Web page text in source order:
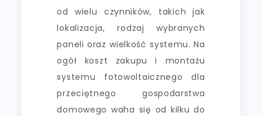
od wielu czynników, takich jak
lokalizacja, rodzaj wybranych
paneli oraz wielkość systemu. Na
ogół koszt zakupu i montażu
systemu fotowoltaicznego dla
przeciętnego gospodarstwa
domowego waha się od kilku do